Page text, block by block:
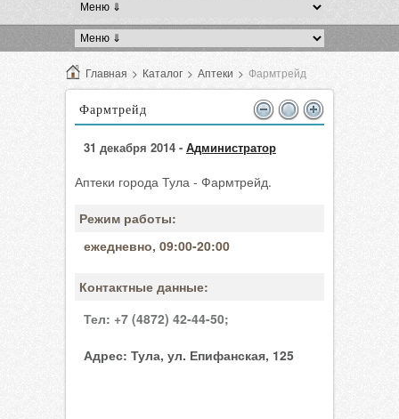
Главная > Каталог > Аптеки > Фармтрейд
Фармтрейд
31 декабря 2014 - Администратор
Аптеки города Тула - Фармтрейд.
Режим работы:
ежедневно, 09:00-20:00
Контактные данные:
Тел: +7 (4872) 42-44-50;
Адрес: Тула, ул. Епифанская, 125